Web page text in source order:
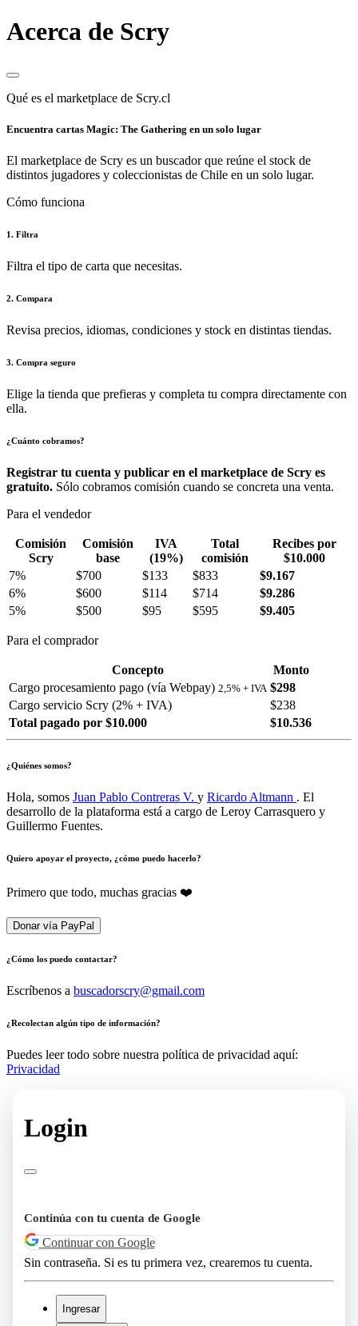
Acerca de Scry
Qué es el marketplace de Scry.cl
Encuentra cartas Magic: The Gathering en un solo lugar
El marketplace de Scry es un buscador que reúne el stock de
distintos jugadores y coleccionistas de Chile en un solo lugar.
Cómo funciona
1. Filtra
Filtra el tipo de carta que necesitas.
2. Compara
Revisa precios, idiomas, condiciones y stock en distintas tiendas.
3. Compra seguro
Elige la tienda que prefieras y completa tu compra directamente con
ella.
¿Cuánto cobramos?
Registrar tu cuenta y publicar en el marketplace de Scry es
gratuito. Sólo cobramos comisión cuando se concreta una venta.
Para el vendedor
Comisión
Scry
Comisión
base
IVA
(19%)
Total
comisión
Recibes por
$10.000
7%
$700 $133 $833
$9.167
6%
$600 $114 $714
$9.286
5%
$500 $95 $595 $9.405
Para el comprador
Concepto
Monto
Cargo procesamiento pago (vía Webpay) 2,5% + IVA $298
Cargo servicio Scry (2% + IVA)
$238
Total pagado por $10.000
$10.536
¿Quiénes somos?
Hola, somos Juan Pablo Contreras V. y Ricardo Altmann . El
desarrollo de la plataforma está a cargo de Leroy Carrasquero y
Guillermo Fuentes.
Quiero apoyar el proyecto, ¿cómo puedo hacerlo?
Primero que todo, muchas gracias ❤️
Donar vía PayPal
¿Cómo los puedo contactar?
Escríbenos a buscadorscry@gmail.com
¿Recolectan algún tipo de información?
Puedes leer todo sobre nuestra política de privacidad aquí:
Privacidad
Login
Continúa con tu cuenta de Google
Continuar con Google
Sin contraseña. Si es tu primera vez, crearemos tu cuenta.
Ingresar